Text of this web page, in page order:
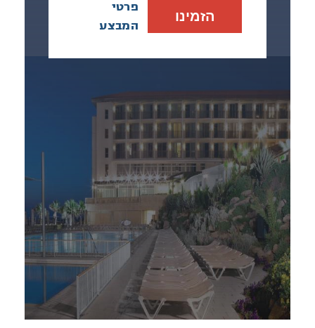
הזמינו
פרטי
המבצע